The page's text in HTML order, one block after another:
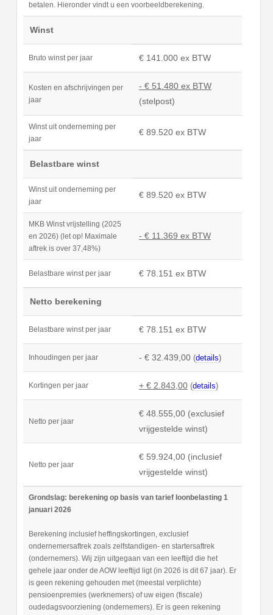
betalen. Hieronder vindt u een voorbeeldberekening.
Winst
Bruto winst per jaar € 141.000 ex BTW
Kosten en afschrijvingen per
jaar
- € 51.480 ex BTW
(stelpost)
Winst uit onderneming per
jaar
€ 89.520 ex BTW
Belastbare winst
Winst uit onderneming per
jaar
€ 89.520 ex BTW
MKB Winst vrijstelling (2025
en 2026) (let op! Maximale
aftrek is over 37,48%)
- € 11.369 ex BTW
Belastbare winst per jaar € 78.151 ex BTW
Netto berekening
Belastbare winst per jaar € 78.151 ex BTW
Inhoudingen per jaar - € 32.439,00 (details)
Kortingen per jaar + € 2.843,00 (details)
Netto per jaar
€ 48.555,00 (exclusief
vrijgestelde winst)
Netto per jaar
€ 59.924,00 (inclusief
vrijgestelde winst)
Grondslag: berekening op basis van tarief loonbelasting 1
januari 2026
Berekening inclusief heffingskortingen, exclusief
ondernemersaftrek zoals zelfstandigen- en startersaftrek
(ondernemers). Wij zijn uitgegaan van een leeftijd die het
gehele jaar onder de AOW leeftijd ligt (in 2026 is dit 67 jaar). Er
is geen rekening gehouden met (meestal verplichte)
pensioenpremies (werknemers) of uw eigen (fiscale)
oudedagsvoorziening (ondernemers). Er is geen rekening